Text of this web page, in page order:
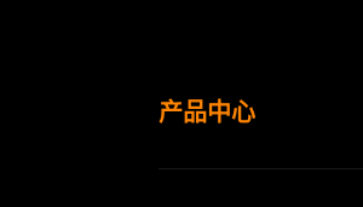
产品中心